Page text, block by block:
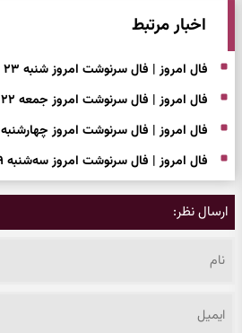
اخبار مرتبط
فال امروز | فال سرنوشت امروز شنبه ۲۳ خرداد ۱۴۰۵
فال امروز | فال سرنوشت امروز جمعه ۲۲ خرداد ۱۴۰۵
فال امروز | فال سرنوشت امروز چهارشنبه ۲۰ خرداد ۱۴۰۵
فال امروز | فال سرنوشت امروز سه‌شنبه ۱۹ خرداد
ارسال نظر: